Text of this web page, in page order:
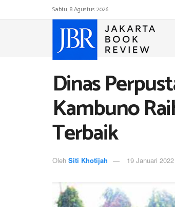
Sabtu, 8 Agustus 2026
Dinas
Kambuno
Terbaik
Oleh Siti Khotijah 19 Januari 2022